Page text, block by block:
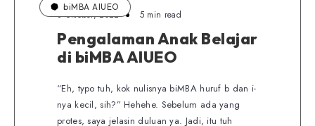
biMBA AIUEO
8 Oktober, 2022 5 min read
Pengalaman Anak Belajar
di biMBA AIUEO
“Eh, typo tuh, kok nulisnya biMBA huruf b dan i-
nya kecil, sih?” Hehehe. Sebelum ada yang
protes, saya jelasin duluan ya. Jadi, itu tuh